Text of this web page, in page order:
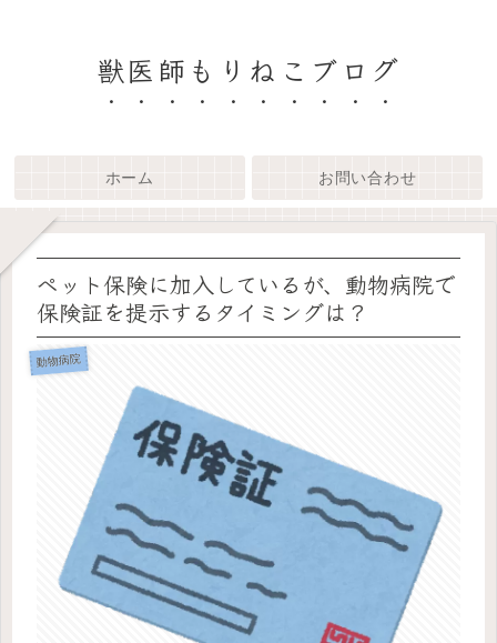
獣医師もりねこブログ
ホーム お問い合わせ
ペット保険に加入しているが、動物病院で
保険証を提示するタイミングは？
動物病院